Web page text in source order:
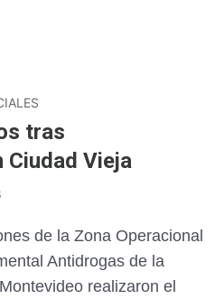
tras
Ciudad Vieja
de la Zona Operacional
Antidrogas de la
realizaron el